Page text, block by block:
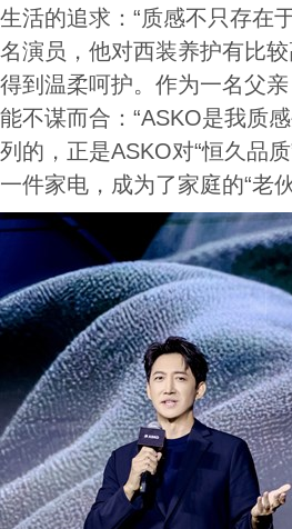
生活的追求：“质感不只存在
名演员，他对西装养护有比
得到温柔呵护。作为一名父
能不谋而合：“ASKO是我质
列的，正是ASKO对“恒久品
一件家电，成为了家庭的“老